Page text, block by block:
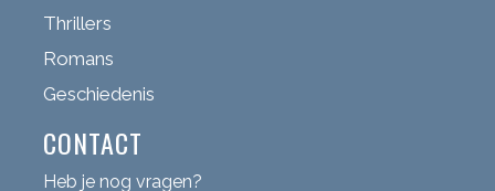
Thrillers
Romans
Geschiedenis
CONTACT
Heb je nog vragen?